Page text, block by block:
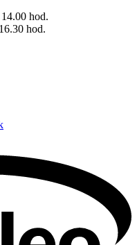
hod.
hod.